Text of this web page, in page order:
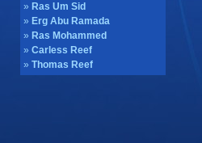
» Ras Um Sid
» Erg Abu Ramada
» Ras Mohammed
» Carless Reef
» Thomas Reef